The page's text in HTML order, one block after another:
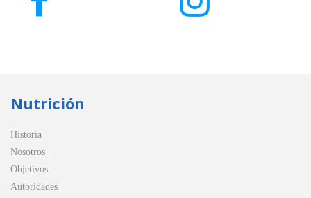
Nutrición
Historia
Nosotros
Objetivos
Autoridades